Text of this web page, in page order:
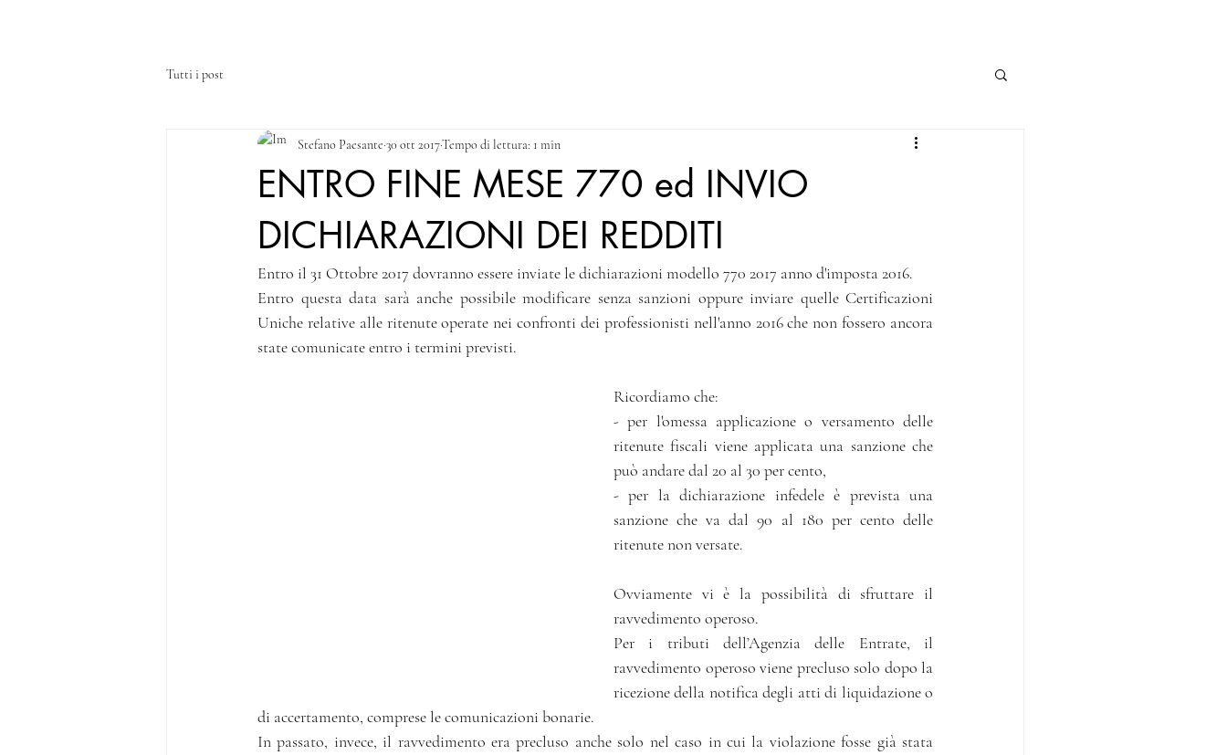
Tutti i post
ENTRO FINE MESE 770 ed INVIO
DICHIARAZIONI DEI REDDITI
Stefano Paesante 30 ott 2017Tempo di lettura: 1 min
Entro il 31 Ottobre 2017 dovranno essere inviate le dichiarazioni modello 770 2017 anno d'imposta 2016.
Entro questa data sarà anche possibile modificare senza sanzioni oppure inviare quelle Certificazioni
Uniche relative alle ritenute operate nei confronti dei professionisti nell'anno 2016 che non fossero ancora
state comunicate entro i termini previsti.
Ricordiamo che:
- per l'omessa applicazione o versamento delle
ritenute fiscali viene applicata una sanzione che
può andare dal 20 al 30 per cento,
- per la dichiarazione infedele è prevista una
sanzione che va dal 90 al 180 per cento delle
ritenute non versate.
Ovviamente vi è la possibilità di sfruttare il
ravvedimento operoso.
Per i tributi dell’A­gen­zia delle Entrate, il
ravvedimento operoso viene precluso solo dopo la
ricezione della notifica degli atti di liqui­dazione o
di accertamento, comprese le comunicazioni bonarie.
In passato, invece, il ravvedimento era precluso anche solo nel caso in cui la violazione fosse già stata